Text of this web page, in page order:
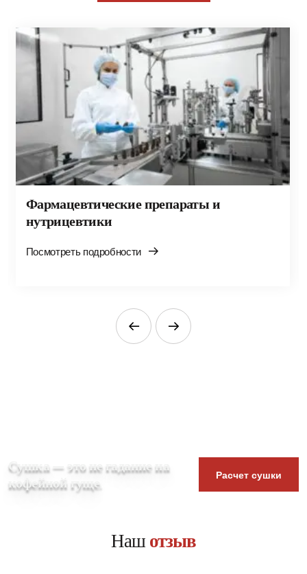
Фармацевтические препараты и
нутрицевтики
Посмотреть подробности
Сушка — это не гадание на
кофейной гуще.
Расчет сушки
Нашотзыв